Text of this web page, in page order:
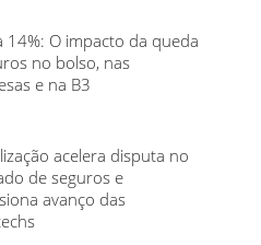
14%: O impacto da queda
no bolso, nas
e na B3
acelera disputa no
de seguros e
avanço das